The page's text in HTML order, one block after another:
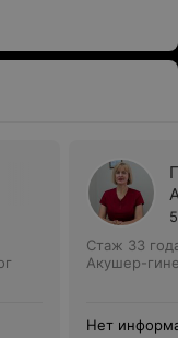
Стаж 33
Акушер-
Нет